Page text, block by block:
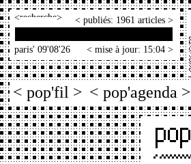
< > < publiés: 1961 articles >
paris' 09'08'26 < mise à jour: 15:04 >
< pop'fil > < pop'agenda >